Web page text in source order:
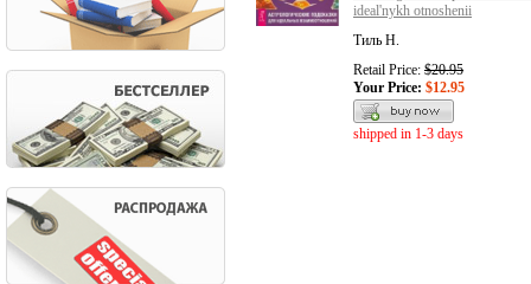
ideal'nykh otnoshenii
Тиль Н.
Retail Price: $20.95
Your Price: $12.95
shipped in 1-3 days